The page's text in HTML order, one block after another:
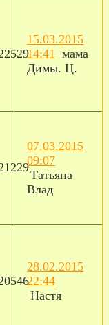
15.03.2015
14:41
мама
Димы. Ц.
07.03.2015
09:07
Татьяна
Влад
28.02.2015
22:44
Настя